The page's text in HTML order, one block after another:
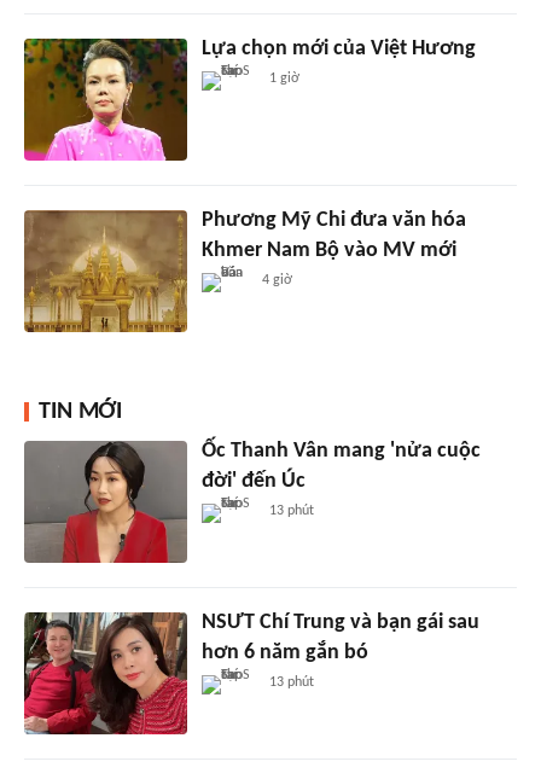
Lựa chọn mới của Việt Hương
1 giờ
Phương Mỹ Chi đưa văn hóa
Khmer Nam Bộ vào MV mới
4 giờ
TIN MỚI
Ốc Thanh Vân mang 'nửa cuộc
đời' đến Úc
13 phút
NSƯT Chí Trung và bạn gái sau
hơn 6 năm gắn bó
13 phút